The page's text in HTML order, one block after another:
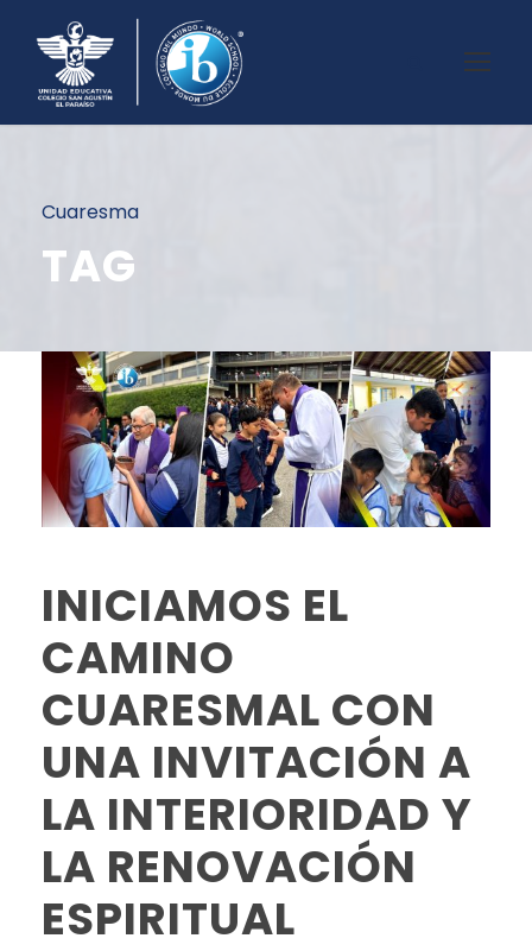
Cuaresma
TAG
INICIAMOS EL
CAMINO
CUARESMAL CON
UNA INVITACIÓN A
LA INTERIORIDAD Y
LA RENOVACIÓN
ESPIRITUAL